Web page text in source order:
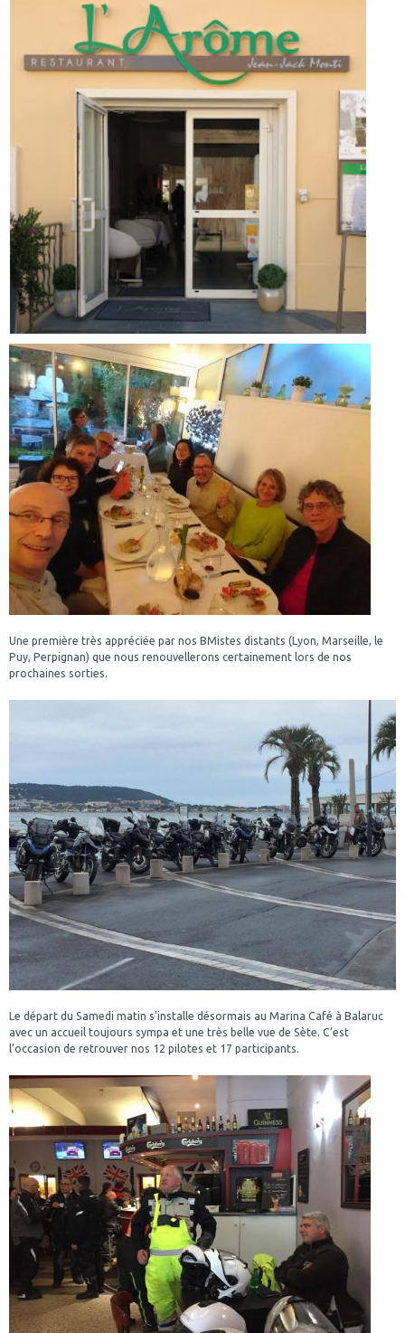
Une première très appréciée par nos BMistes distants (Lyon, Marseille, le
Puy, Perpignan) que nous renouvellerons certainement lors de nos
prochaines sorties.
Le départ du Samedi matin s’installe désormais au Marina Café à Balaruc
avec un accueil toujours sympa et une très belle vue de Sète. C’est
l’occasion de retrouver nos 12 pilotes et 17 participants.